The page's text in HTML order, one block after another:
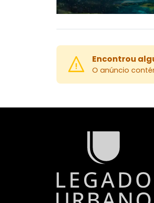
Encontrou
O anúncio